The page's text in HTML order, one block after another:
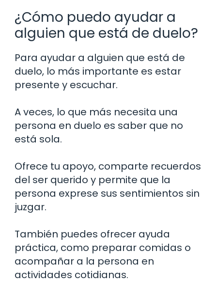
¿Cómo puedo ayudar a
alguien que está de duelo?
Para ayudar a alguien que está de
duelo, lo más importante es estar
presente y escuchar.
A veces, lo que más necesita una
persona en duelo es saber que no
está sola.
Ofrece tu apoyo, comparte recuerdos
del ser querido y permite que la
persona exprese sus sentimientos sin
juzgar.
También puedes ofrecer ayuda
práctica, como preparar comidas o
acompañar a la persona en
actividades cotidianas.